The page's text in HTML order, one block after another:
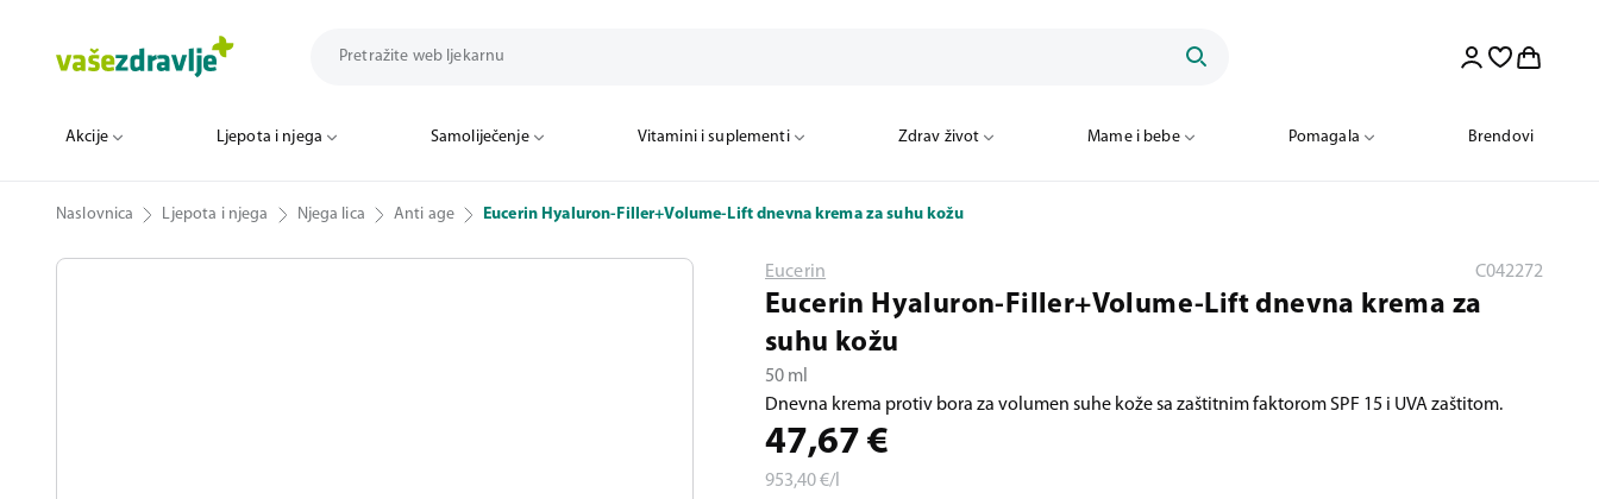
Akcije Ljepota i njega Samoliječenje Vitamini i suplementi Zdrav život Mame i bebe Pomagala Brendovi
Naslovnica Ljepota i njega Njega lica Anti age Eucerin Hyaluron-Filler+Volume-Lift dnevna krema za suhu kožu
Eucerin C042272
Eucerin Hyaluron-Filler+Volume-Lift dnevna krema za
suhu kožu
50 ml
Dnevna krema protiv bora za volumen suhe kože sa zaštitnim faktorom SPF 15 i UVA zaštitom.
47,67 €
953,40€/l